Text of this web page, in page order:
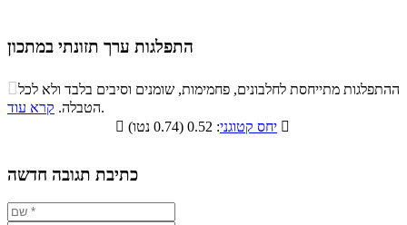
התפלגות ערך תזונתי במתכון
התפלגות ערך תזונתי במתכון
סיבים
תזונתיים
שומנים חלבונים
6.8% 48.4%
ההתפלגות מתייחסת לחלבונים, פחמימות, שומנים וסיבים בלבד ולא לכל
הטבלה. קרא עוד
.

יחס קטוגני 
כתיבת תגובה חדשה